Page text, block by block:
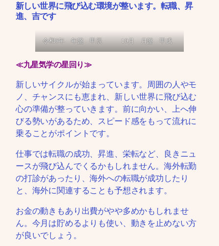
新しい世界に飛び込む環境が整います。転職、昇
進、吉です
令和6年 年盤 甲辰 10月 月盤 甲戌
≪九星気学の星回り≫
新しいサイクルが始まっています。周囲の人やモ
ノ、チャンスにも恵まれ、新しい世界に飛び込む
心の準備が整っていきます。前に向かい、上へ伸
びる勢いがあるため、スピード感をもって流れに
乗ることがポイントです。
仕事では転職の成功、昇進、栄転など、良きニュ
ースが飛び込んでくるかもしれません。海外転勤
の打診があったり、海外への転職が成功したり
と、海外に関連することも予想されます。
お金の動きもあり出費がやや多めかもしれませ
ん。今月は貯めるよりも使い、動きを止めない方
が良いでしょう。